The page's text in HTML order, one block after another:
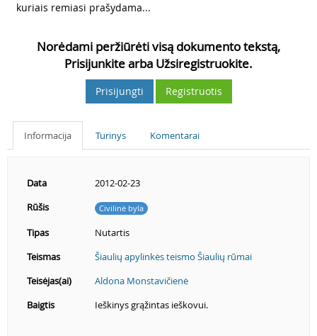
kuriais remiasi prašydama...
Norėdami peržiūrėti visą dokumento tekstą,
Prisijunkite arba Užsiregistruokite.
Prisijungti Registruotis
Informacija Turinys Komentarai
Data
2012-02-23
Rūšis
Civilinė byla
Tipas
Nutartis
Teismas
Šiaulių apylinkės teismo Šiaulių rūmai
Teisėjas(ai)
Aldona Monstavičienė
Baigtis
Ieškinys grąžintas ieškovui.